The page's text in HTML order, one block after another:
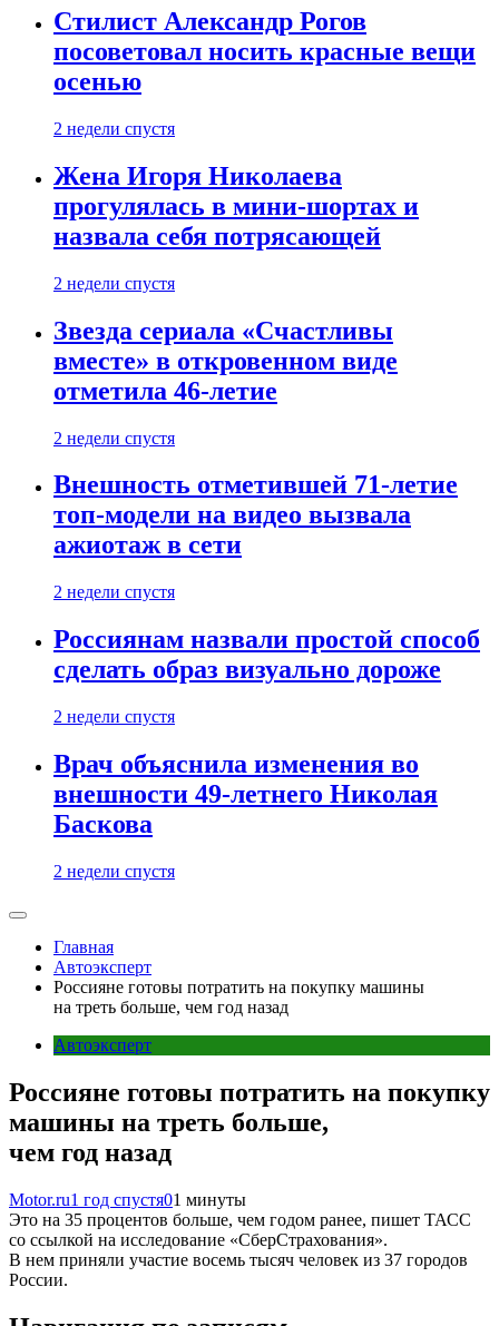
Стилист Александр Рогов
посоветовал носить красные вещи
осенью
2 недели спустя
Жена Игоря Николаева
прогулялась в мини-шортах и
назвала себя потрясающей
2 недели спустя
Звезда сериала «Счастливы
вместе» в откровенном виде
отметила 46-летие
2 недели спустя
Внешность отметившей 71-летие
топ-модели на видео вызвала
ажиотаж в сети
2 недели спустя
Россиянам назвали простой способ
сделать образ визуально дороже
2 недели спустя
Врач объяснила изменения во
внешности 49-летнего Николая
Баскова
2 недели спустя
Главная
Автоэксперт
Россияне готовы потратить на покупку машины
на треть больше, чем год назад
Автоэксперт
Россияне готовы потратить на покупку
машины на треть больше,
чем год назад
Motor.ru1 год спустя01 минуты
Это на 35 процентов больше, чем годом ранее, пишет ТАСС
со ссылкой на исследование «СберСтрахования».
В нем приняли участие восемь тысяч человек из 37 городов
России.